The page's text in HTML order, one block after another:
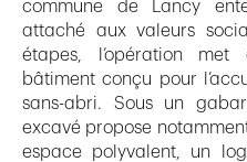
commune de Lancy
attaché aux valeurs
étapes, l’opération
bâtiment conçu pour
sans-abri. Sous un
excavé propose
espace polyvalent, un